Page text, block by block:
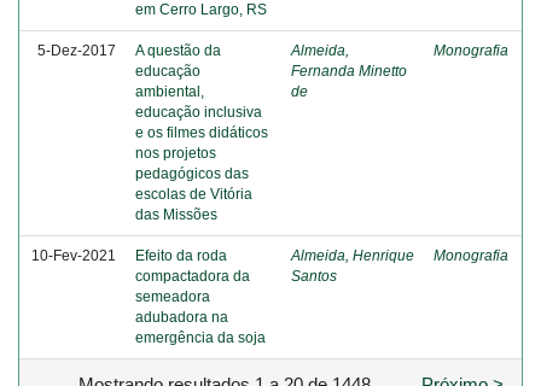
em Cerro Largo, RS
5-Dez-2017
A questão da
educação
ambiental,
educação inclusiva
e os filmes didáticos
nos projetos
pedagógicos das
escolas de Vitória
das Missões
Almeida,
Fernanda Minetto
de
Monografia
10-Fev-2021
Efeito da roda
compactadora da
semeadora
adubadora na
emergência da soja
Almeida, Henrique
Santos
Monografia